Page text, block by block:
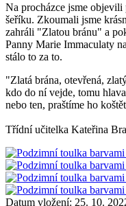
Na procházce jsme
šeříku. Zkoumali jsme
zahráli "Zlatou bránu" a
Panny Marie Immaculaty
stálo to za to.
"Zlatá brána, otevřená,
kdo do ní vejde, tomu
nebo ten, praštíme ho
Třídní učitelka Kateřina
Datum vložení: 25. 10.